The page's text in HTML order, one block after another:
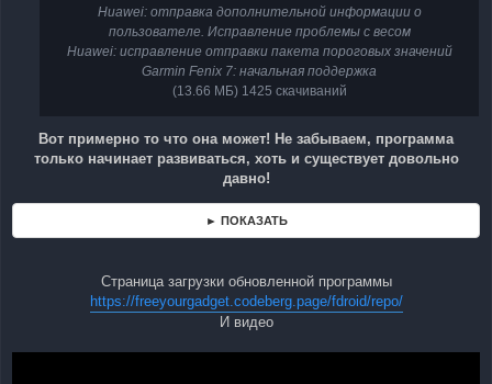
Huawei: отправка дополнительной информации о
пользователе. Исправление проблемы с весом
Huawei: исправление отправки пакета пороговых значений
Garmin Fenix ​​7: начальная поддержка
(13.66 МБ) 1425 скачиваний
Вот примерно то что она может! Не забываем, программа
только начинает развиваться, хоть и существует довольно
давно!
► ПОКАЗАТЬ
Страница загрузки обновленной программы
https://freeyourgadget.codeberg.page/fdroid/repo/
И видео